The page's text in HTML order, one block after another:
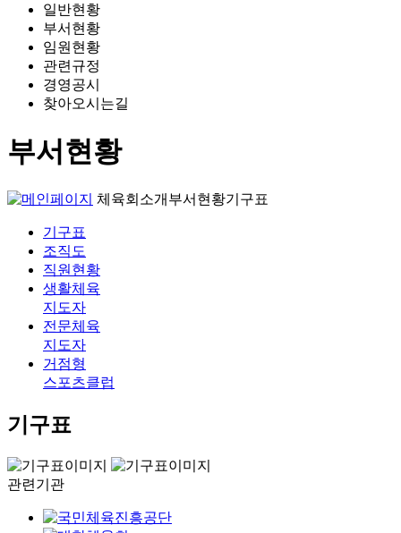
일반현황
부서현황
임원현황
관련규정
경영공시
찾아오시는길
부서현황
체육회소개 부서현황기구표
기구표
조직도
직원현황
생활체육
지도자
전문체육
지도자
거점형
스포츠클럽
기구표
관련기관